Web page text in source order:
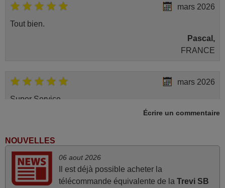
mars 2026
Tout bien.
Pascal,
FRANCE
mars 2026
Super Service
Mario,
Ravie de voir que ma commande effectuée a 13h30est
deja traitée et expédiée Je vous en remercie d’avance et
Écrire un commentaire
NOUVELLES
06 aout 2026
Il est déjà possible acheter la
télécommande équivalente de la Trevi SB